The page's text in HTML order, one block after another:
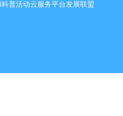
普活动云服务平台发展联盟